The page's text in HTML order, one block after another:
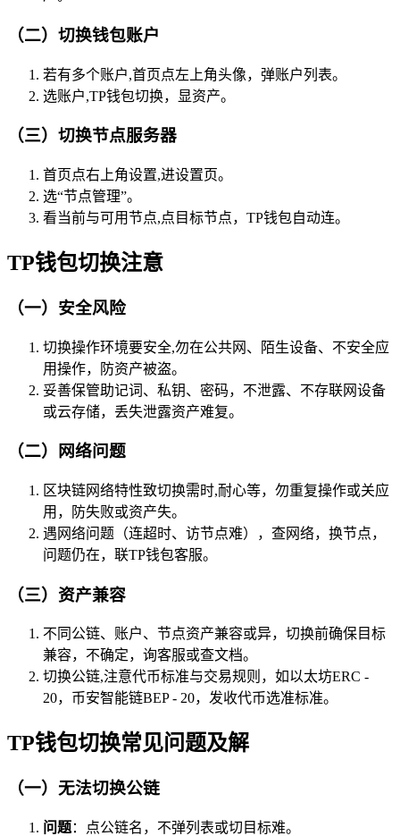
（二）切换钱包账户
若有多个账户,首页点左上角头像，弹账户列表。
选账户,TP钱包切换，显资产。
（三）切换节点服务器
首页点右上角设置,进设置页。
选“节点管理”。
看当前与可用节点,点目标节点，TP钱包自动连。
TP钱包切换注意
（一）安全风险
切换操作环境要安全,勿在公共网、陌生设备、不安全应
用操作，防资产被盗。
妥善保管助记词、私钥、密码，不泄露、不存联网设备
或云存储，丢失泄露资产难复。
（二）网络问题
区块链网络特性致切换需时,耐心等，勿重复操作或关应
用，防失败或资产失。
遇网络问题（连超时、访节点难），查网络，换节点，
问题仍在，联TP钱包客服。
（三）资产兼容
不同公链、账户、节点资产兼容或异，切换前确保目标
兼容，不确定，询客服或查文档。
切换公链,注意代币标准与交易规则，如以太坊ERC -
20，币安智能链BEP - 20，发收代币选准标准。
TP钱包切换常见问题及解
（一）无法切换公链
问题：点公链名，不弹列表或切目标难。